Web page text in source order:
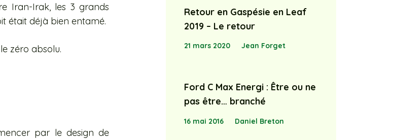
Iran-Irak, les 3 grands
était déjà bien entamé.
zéro absolu.
par le design de
Retour en Gaspésie en Leaf
2019 – Le retour
21 mars 2020 Jean Forget
Ford C Max Energi : Être ou ne
pas être… branché
16 mai 2016 Daniel Breton